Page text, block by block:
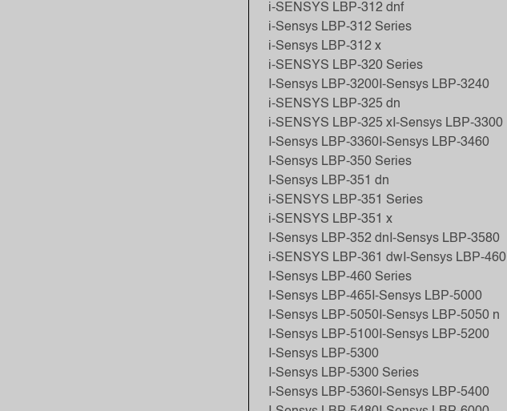
i-SENSYS LBP-312 dnf
i-Sensys LBP-312 Series
i-Sensys LBP-312 x
i-SENSYS LBP-320 Series
I-Sensys LBP-3200 I-Sensys LBP-3240
i-SENSYS LBP-325 dn
i-SENSYS LBP-325 x I-Sensys LBP-3300
I-Sensys LBP-3360 I-Sensys LBP-3460
I-Sensys LBP-350 Series
I-Sensys LBP-351 dn
i-SENSYS LBP-351 Series
i-SENSYS LBP-351 x
I-Sensys LBP-352 dn I-Sensys LBP-3580
i-SENSYS LBP-361 dw I-Sensys LBP-460
I-Sensys LBP-460 Series
I-Sensys LBP-465 I-Sensys LBP-5000
I-Sensys LBP-5050 I-Sensys LBP-5050 n
I-Sensys LBP-5100 I-Sensys LBP-5200
I-Sensys LBP-5300
I-Sensys LBP-5300 Series
I-Sensys LBP-5360 I-Sensys LBP-5400